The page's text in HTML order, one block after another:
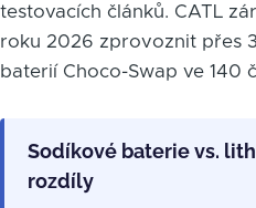
testovacích článků. CATL
roku 2026 zprovoznit přes
baterií Choco-Swap ve 140
Sodíkové baterie vs.
rozdíly